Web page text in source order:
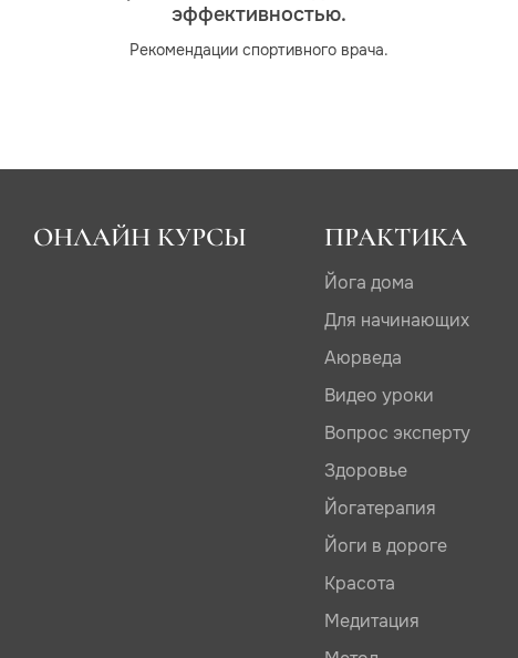
эффективностью.
Рекомендации спортивного врача.
ОНЛАЙН КУРСЫ ПРАКТИКА
Йога дома
Для начинающих
Аюрведа
Видео уроки
Вопрос эксперту
Здоровье
Йогатерапия
Йоги в дороге
Красота
Медитация